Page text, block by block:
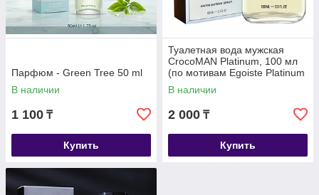
Парфюм - Green Tree 50 ml
В наличии
1 100 ₸
Купить
Туалетная вода мужская
CrocoMAN Platinum, 100 мл
(по мотивам Egoiste Platinum
(Chanel)
В наличии
2 000 ₸
Купить